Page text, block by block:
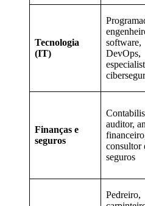
Tecnologia
(IT)
software,
DevOps,
Finanças e
seguros
auditor,
consultor
seguros
Pedreiro,